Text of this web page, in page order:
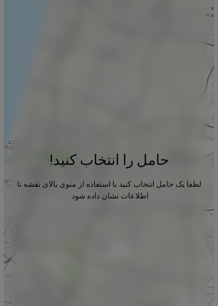
حامل را انتخاب کنید!
لطفا یک حامل انتخاب کنید با استفاده از منوی بالای نقشه تا
اطلاعات نشان داده شود.